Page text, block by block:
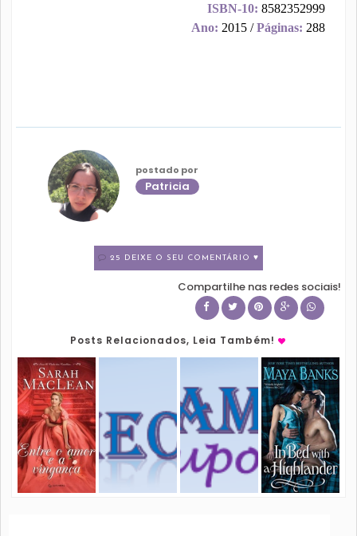
ISBN-10: 8582352999
Ano: 2015 /Páginas: 288
postado por
Patricia
25 DEIXE O SEU COMENTÁRIO ♥
Compartilhe nas redes sociais!
Posts Relacionados, Leia Também!